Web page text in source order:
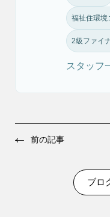
福祉住環境
2級ファイ
スタッフ
前の記事
ブロ